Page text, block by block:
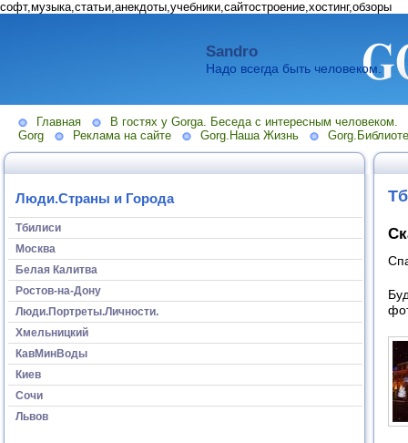
софт,музыка,статьи,анекдоты,учебники,сайтостроение,хостинг,обзоры
Sandro
Надо всегда быть человеком.
Главная
В гостях у Gorga. Беседа с интересным человеком.
Gorg
Реклама на сайте Gorg.Наша Жизнь
Люди.Страны и Города
Тбилиси
Москва
Белая Калитва
Ростов-на-Дону
Люди.Портреты.Личности.
Хмельницкий
КавМинВоды
Киев
Сочи
Львов